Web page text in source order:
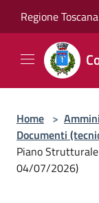
Regione Toscana
Home >
Documenti
Piano
04/07/2026)